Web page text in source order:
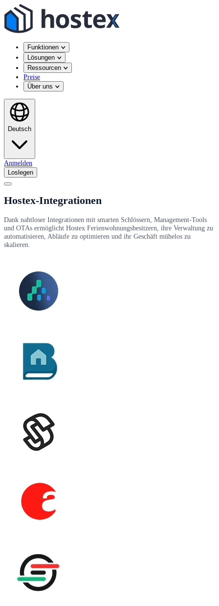
Funktionen
Lösungen
Ressourcen
Preise
Über uns
Deutsch
Anmelden
Loslegen
Hostex-Integrationen
Dank nahtloser Integrationen mit smarten Schlössern, Management-Tools
und OTAs ermöglicht Hostex Ferienwohnungsbesitzern, ihre Verwaltung zu
automatisieren, Abläufe zu optimieren und ihr Geschäft mühelos zu
skalieren.